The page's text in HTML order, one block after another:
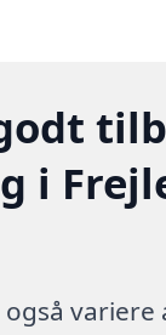
i
også